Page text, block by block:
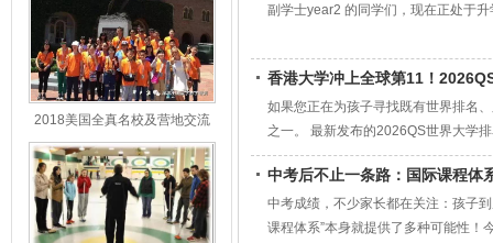
2018美国全真名校及营地交流
营
副学士year2 的同学们，现在正处于
香港大学冲上全球第11！
如果您正在为孩子寻找既有世界排名
之一。 最新发布的2026QS世界大学
中考后不止一条路：国际课程
中考成绩，不少家长都在关注：孩子
课程体系”本身就提供了多种可能性